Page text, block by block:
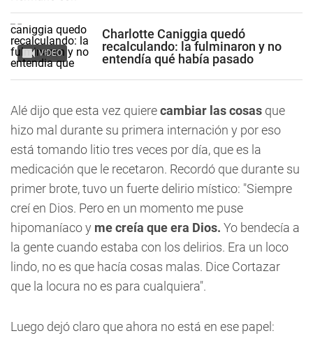
VIDEO
Charlotte Caniggia quedó
recalculando: la fulminaron y no
entendía qué había pasado
Alé dijo que esta vez quierecambiar las cosas que
hizo mal durante su primera internación y por eso
está tomando litio tres veces por día, que es la
medicación que le recetaron. Recordó que durante su
primer brote, tuvo un fuerte delirio místico: "Siempre
creí en Dios. Pero en un momento me puse
hipomaníaco y me creía que era Dios. Yo bendecía a
la gente cuando estaba con los delirios. Era un loco
lindo, no es que hacía cosas malas. Dice Cortazar
que la locura no es para cualquiera".
Luego dejó claro que ahora no está en ese papel: